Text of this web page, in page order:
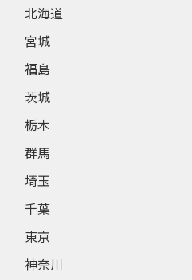
北海道
宮城
福島
茨城
栃木
群馬
埼玉
千葉
東京
神奈川